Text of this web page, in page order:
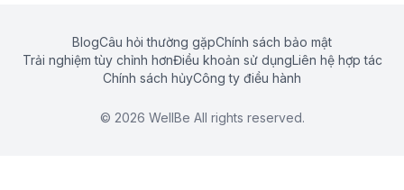
BlogCâu hỏi thường gặpChính sách bảo mật
Trải nghiệm tùy chỉnh hơnĐiều khoản sử dụngLiên hệ hợp tác
Chính sách hủyCông ty điều hành
© 2026 WellBe All rights reserved.